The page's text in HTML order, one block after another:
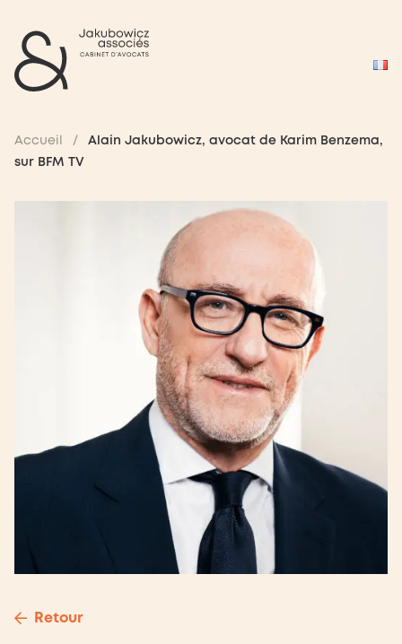
Accueil /
Alain Jakubowicz, avocat de Karim Benzema,
sur BFM TV
Retour